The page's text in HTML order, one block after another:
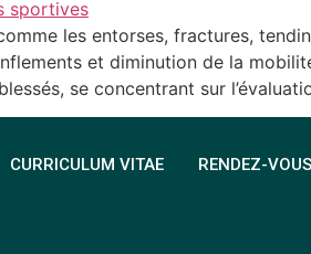
les entorses, fractures,
et diminution de la
se concentrant sur
CURRICULUM VITAE RENDEZ-VOUS